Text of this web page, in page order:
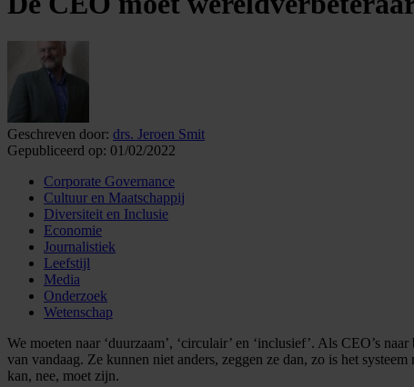
Geschreven door: drs. Jeroen Smit
Gepubliceerd op: 01/02/2022
Corporate Governance
Cultuur en Maatschappij
Diversiteit en Inclusie
Economie
Journalistiek
Leefstijl
Media
Onderzoek
Wetenschap
We moeten naar ‘duurzaam’, ‘circulair’ en ‘inclusief’. Als CEO’s
van vandaag. Ze kunnen niet anders, zeggen ze dan, zo is het
kan, nee, moet zijn.